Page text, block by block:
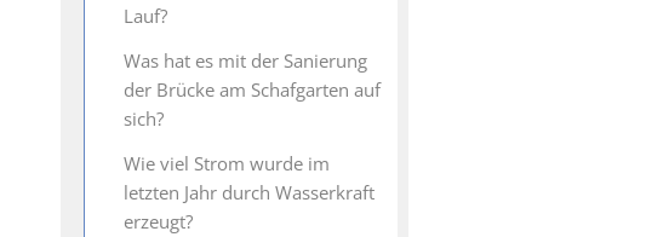
Lauf?
Was hat es mit der Sanierung
der Brücke am Schafgarten auf
sich?
Wie viel Strom wurde im
letzten Jahr durch Wasserkraft
erzeugt?